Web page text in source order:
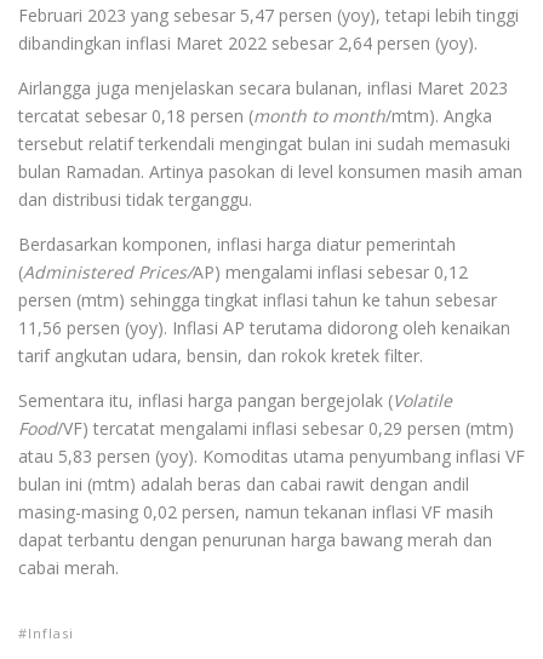
Februari 2023 yang sebesar 5,47 persen (yoy), tetapi lebih tinggi
dibandingkan inflasi Maret 2022 sebesar 2,64 persen (yoy).
Airlangga juga menjelaskan secara bulanan, inflasi Maret 2023
tercatat sebesar 0,18 persen (month to month/mtm). Angka
tersebut relatif terkendali mengingat bulan ini sudah memasuki
bulan Ramadan. Artinya pasokan di level konsumen masih aman
dan distribusi tidak terganggu.
Berdasarkan komponen, inflasi harga diatur pemerintah
(Administered Prices/AP) mengalami inflasi sebesar 0,12
persen (mtm) sehingga tingkat inflasi tahun ke tahun sebesar
11,56 persen (yoy). Inflasi AP terutama didorong oleh kenaikan
tarif angkutan udara, bensin, dan rokok kretek filter.
Sementara itu, inflasi harga pangan bergejolak (Volatile
Food/VF) tercatat mengalami inflasi sebesar 0,29 persen (mtm)
atau 5,83 persen (yoy). Komoditas utama penyumbang inflasi VF
bulan ini (mtm) adalah beras dan cabai rawit dengan andil
masing-masing 0,02 persen, namun tekanan inflasi VF masih
dapat terbantu dengan penurunan harga bawang merah dan
cabai merah.
Inflasi